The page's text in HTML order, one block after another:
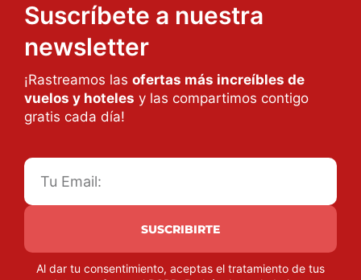
Suscríbete a nuestra
newsletter
¡Rastreamos las ofertas más increíbles de
vuelos y hoteles y las compartimos contigo
gratis cada día!
SUSCRIBIRTE
Al dar tu consentimiento, aceptas el tratamiento de tus